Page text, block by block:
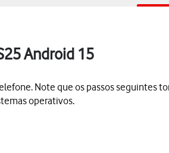
Android 15
Note que os passos seguintes
operativos.